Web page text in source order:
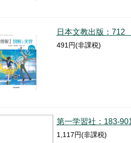
日本文教出版：712
491円(非課税)
第一学習社：183-
1,117円(非課税)